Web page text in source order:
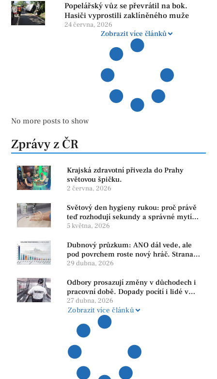
Popelářský vůz se převrátil na bok.
Hasiči vyprostili zaklíněného muže
24 června, 2026
Zobrazit více článků
No more posts to show
Zprávy z ČR
Krajská zdravotní přivezla do Prahy
světovou špičku.
2 června, 2026
Světový den hygieny rukou: proč právě
teď rozhodují sekundy a správné mytí
rukou
5 května, 2026
Dubnový průzkum: ANO dál vede, ale
pod povrchem roste nový hráč. Strana
PRO se drží nejvýš mezi menšími
29 dubna, 2026
Odbory prosazují změny v důchodech i
pracovní době. Dopady pocítí i lidé v
našem regionu
27 dubna, 2026
Zobrazit více článků